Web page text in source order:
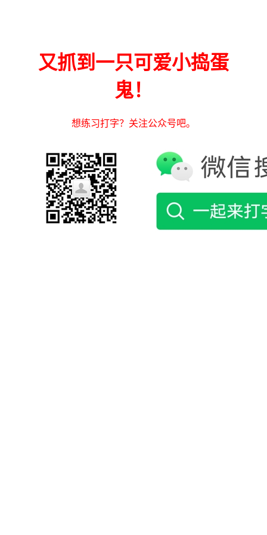
又抓到一只可爱小捣蛋
鬼！
想练习打字？关注公众号吧。